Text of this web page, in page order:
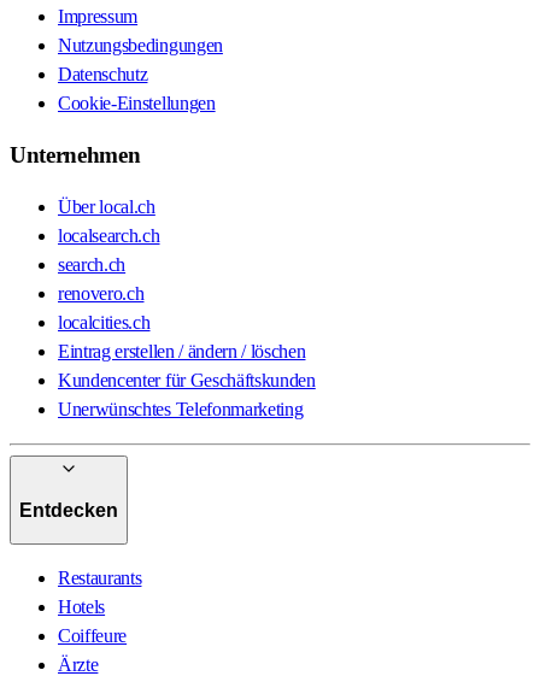
Impressum
Nutzungsbedingungen
Datenschutz
Cookie-Einstellungen
Unternehmen
Über local.ch
localsearch.ch
search.ch
renovero.ch
localcities.ch
Eintrag erstellen / ändern / löschen
Kundencenter für Geschäftskunden
Unerwünschtes Telefonmarketing
Entdecken
Restaurants
Hotels
Coiffeure
Ärzte